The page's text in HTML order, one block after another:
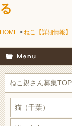
る
HOME > ねこ【詳細情報】
ねこ親さん募集TOP
猫（千葉）